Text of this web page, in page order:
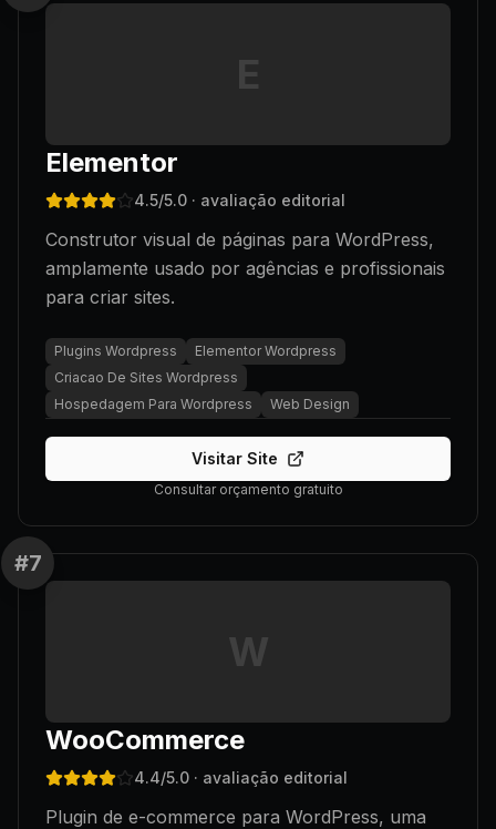
E
Elementor
4.5/5.0 · avaliação editorial
Construtor visual de páginas para WordPress,
amplamente usado por agências e profissionais
para criar sites.
Plugins Wordpress
Elementor Wordpress
Criacao De Sites Wordpress
Hospedagem Para Wordpress
Web Design
Visitar Site
Consultar orçamento gratuito
#7
W
WooCommerce
4.4/5.0 · avaliação editorial
Plugin de e-commerce para WordPress, uma